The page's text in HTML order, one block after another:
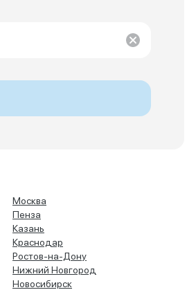
Москва
Пенза
Казань
Краснодар
Ростов-на-Дону
Нижний Новгород
Новосибирск